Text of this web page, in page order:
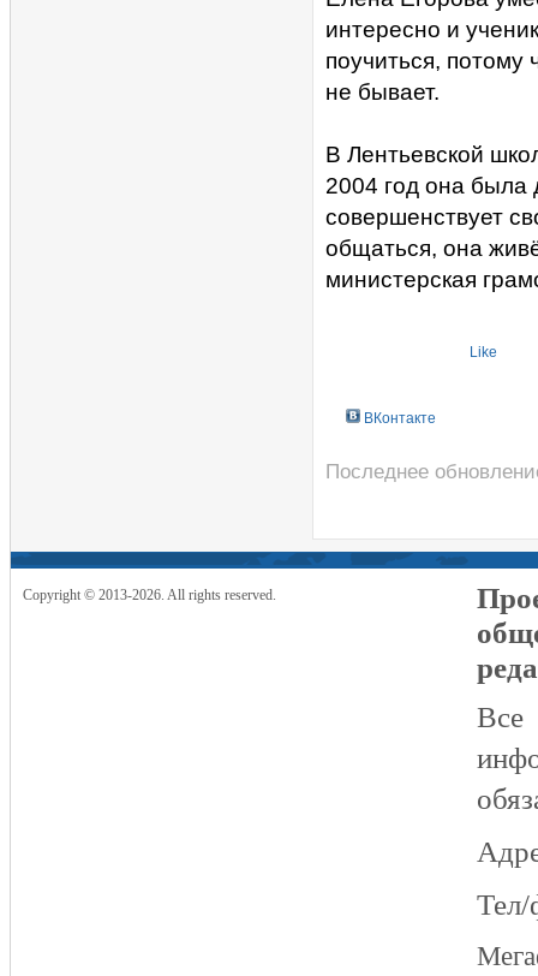
интересно и
поучиться, потому
не бывает.
В Лентьевской
2004 год она была
совершенствует
общаться, она
министерская
Like
ВКонтакте
Последнее
Copyright © 2013-2026. All rights reserved.